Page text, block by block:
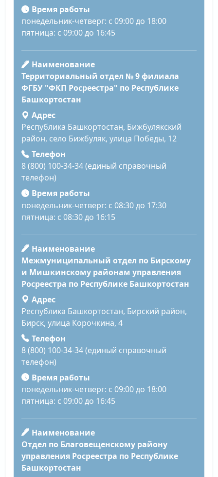
Время работы
понедельник-четверг: с 09:00 до 18:00
пятница: с 09:00 до 16:45
Наименование
Территориальный отдел № 9 филиала
ФГБУ "ФКП Росреестра" по Республике
Башкортостан
Адрес
Республика Башкортостан, Бижбулякский
район, село Бижбуляк, улица Победы, 12
Телефон
8 (800) 100-34-34 (единый справочный
телефон)
Время работы
понедельник-четверг: с 08:30 до 17:30
пятница: с 08:30 до 16:15
Наименование
Межмуниципальный отдел по Бирскому
и Мишкинскому районам управления
Росреестра по Республике Башкортостан
Адрес
Республика Башкортостан, Бирский район,
Бирск, улица Корочкина, 4
Телефон
8 (800) 100-34-34 (единый справочный
телефон)
Время работы
понедельник-четверг: с 09:00 до 18:00
пятница: с 09:00 до 16:45
Наименование
Отдел по Благовещенскому району
управления Росреестра по Республике
Башкортостан